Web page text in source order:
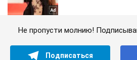
Не пропусти молнию!
Подписаться